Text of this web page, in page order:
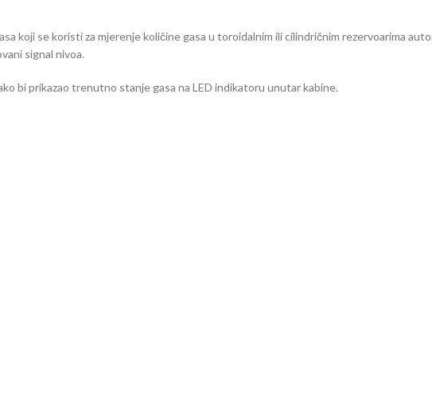
koji se koristi za mjerenje količine gasa u toroidalnim ili cilindričnim rezervoarima
signal nivoa.
bi prikazao trenutno stanje gasa na LED indikatoru unutar kabine.